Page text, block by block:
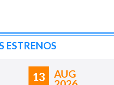
ESTRENOS
13
AUG